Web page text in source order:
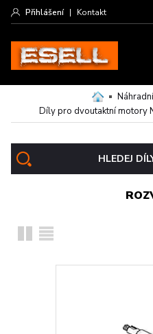
Přihlášení | Kontakt
Díly pro dvoutaktní motory
HLEDEJ